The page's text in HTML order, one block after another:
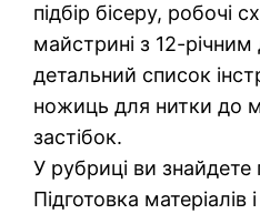
підбір бісеру, робочі
майстрині з 12-річним
детальний список
ножиць для нитки до
застібок.
У рубриці ви
Підготовка матеріалів